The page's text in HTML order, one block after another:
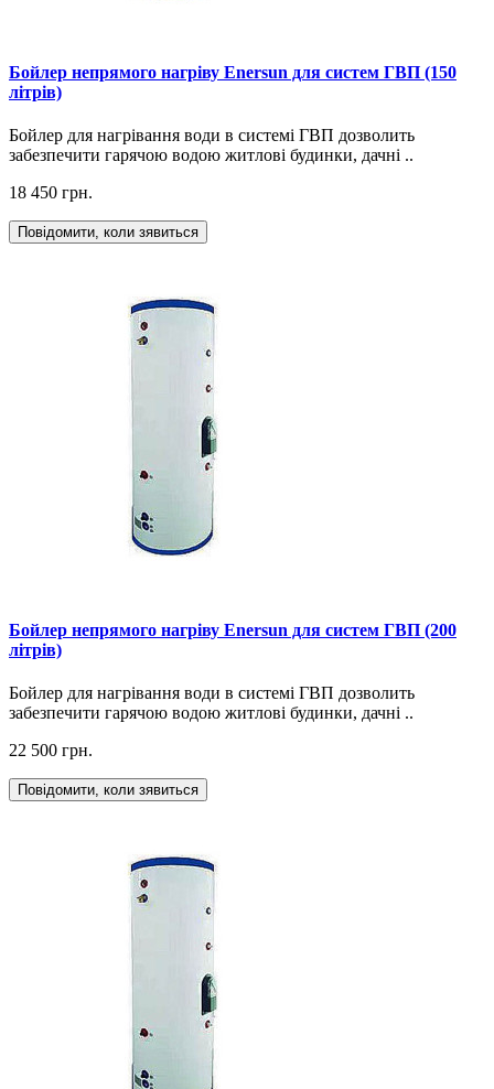
Бойлер непрямого нагріву Enersun для систем ГВП (150
літрів)
Бойлер для нагрівання води в системі ГВП дозволить
забезпечити гарячою водою житлові будинки, дачні ..
18 450 грн.
Повідомити, коли зявиться
Бойлер непрямого нагріву Enersun для систем ГВП (200
літрів)
Бойлер для нагрівання води в системі ГВП дозволить
забезпечити гарячою водою житлові будинки, дачні ..
22 500 грн.
Повідомити, коли зявиться